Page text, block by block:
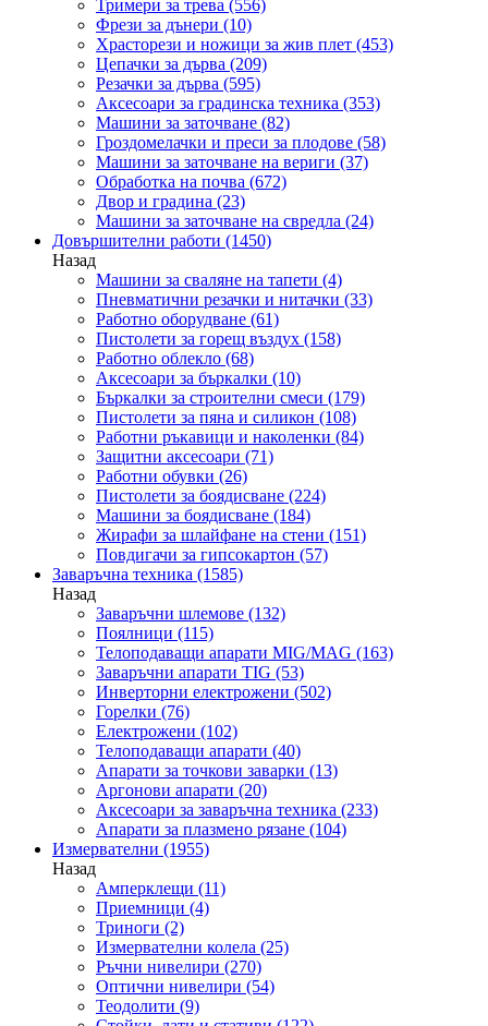
Тримери за трева (556)
Фрези за дънери (10)
Храсторези и ножици за жив плет (453)
Цепачки за дърва (209)
Резачки за дърва (595)
Аксесоари за градинска техника (353)
Машини за заточване (82)
Гроздомелачки и преси за плодове (58)
Машини за заточване на вериги (37)
Обработка на почва (672)
Двор и градина (23)
Машини за заточване на свредла (24)
Довършителни работи (1450)
Назад
Машини за сваляне на тапети (4)
Пневматични резачки и нитачки (33)
Работно оборудване (61)
Пистолети за горещ въздух (158)
Работно облекло (68)
Аксесоари за бъркалки (10)
Бъркалки за строителни смеси (179)
Пистолети за пяна и силикон (108)
Работни ръкавици и наколенки (84)
Защитни аксесоари (71)
Работни обувки (26)
Пистолети за боядисване (224)
Машини за боядисване (184)
Жирафи за шлайфане на стени (151)
Повдигачи за гипсокартон (57)
Заваръчна техника (1585)
Назад
Заваръчни шлемове (132)
Поялници (115)
Телоподаващи апарати MIG/MAG (163)
Заваръчни апарати TIG (53)
Инверторни електрожени (502)
Горелки (76)
Електрожени (102)
Телоподаващи апарати (40)
Апарати за точкови заварки (13)
Аргонови апарати (20)
Аксесоари за заваръчна техника (233)
Апарати за плазмено рязане (104)
Измервателни (1955)
Назад
Амперклещи (11)
Приемници (4)
Триноги (2)
Измервателни колела (25)
Ръчни нивелири (270)
Оптични нивелири (54)
Теодолити (9)